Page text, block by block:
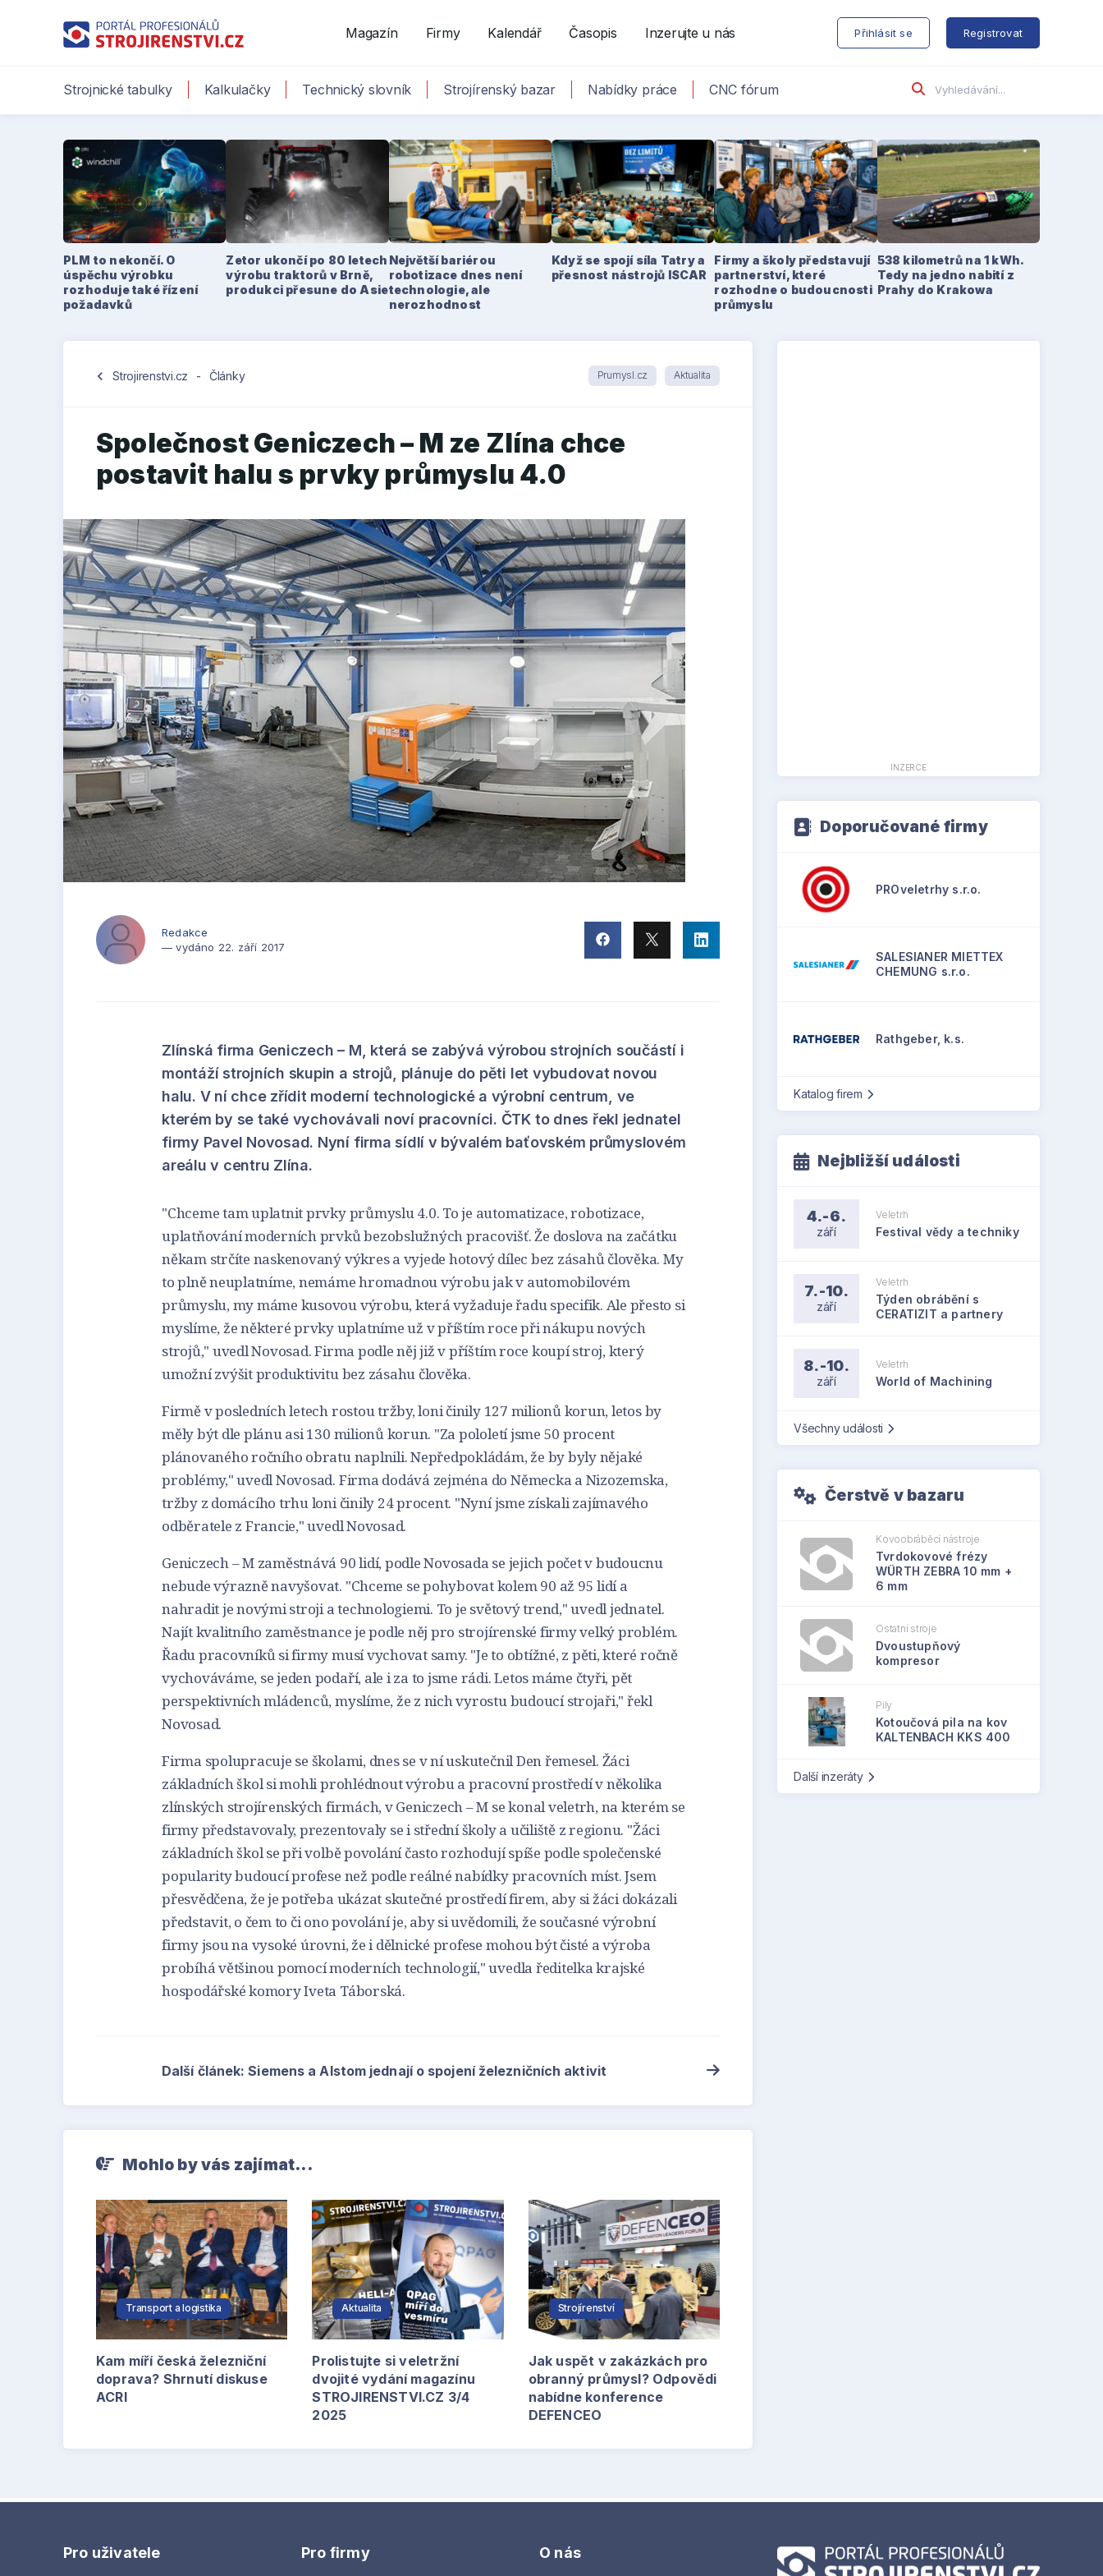
Magazín Firmy Kalendář Časopis Inzerujte u nás Přihlásit se Registrovat
Strojnické tabulky Kalkulačky Technický slovník Strojírenský bazar Nabídky práce CNC fórum
PLM to nekončí. O
úspěchu výrobku
rozhoduje také řízení
požadavků
Zetor ukončí po 80 letech
výrobu traktorů v Brně,
produkci přesune do Asie
Největší bariérou
robotizace dnes není
technologie, ale
nerozhodnost
Když se spojí síla Tatry a
přesnost nástrojů ISCAR
Firmy a školy představují
partnerství, které
rozhodne o budoucnosti
průmyslu
538 kilometrů na 1 kWh.
Tedy na jedno nabití z
Prahy do Krakowa
chevron_left Strojirenstvi.cz - Články Prumysl.cz Aktualita
Společnost Geniczech – M ze Zlína chce
postavit halu s prvky průmyslu 4.0
Redakce
— vydáno 22. září 2017
Zlínská firma Geniczech – M, která se zabývá výrobou strojních součástí i
montáží strojních skupin a strojů, plánuje do pěti let vybudovat novou
halu. V ní chce zřídit moderní technologické a výrobní centrum, ve
kterém by se také vychovávali noví pracovníci. ČTK to dnes řekl jednatel
firmy Pavel Novosad. Nyní firma sídlí v bývalém baťovském průmyslovém
areálu v centru Zlína.
"Chceme tam uplatnit prvky průmyslu 4.0. To je automatizace, robotizace,
uplatňování moderních prvků bezobslužných pracovišť. Že doslova na začátku
někam strčíte naskenovaný výkres a vyjede hotový dílec bez zásahů člověka. My
to plně neuplatníme, nemáme hromadnou výrobu jak v automobilovém
průmyslu, my máme kusovou výrobu, která vyžaduje řadu specifik. Ale přesto si
myslíme, že některé prvky uplatníme už v příštím roce při nákupu nových
strojů," uvedl Novosad. Firma podle něj již v příštím roce koupí stroj, který
umožní zvýšit produktivitu bez zásahu člověka.
Firmě v posledních letech rostou tržby, loni činily 127 milionů korun, letos by
měly být dle plánu asi 130 milionů korun. "Za pololetí jsme 50 procent
plánovaného ročního obratu naplnili. Nepředpokládám, že by byly nějaké
problémy," uvedl Novosad. Firma dodává zejména do Německa a Nizozemska,
tržby z domácího trhu loni činily 24 procent. "Nyní jsme získali zajímavého
odběratele z Francie," uvedl Novosad.
Geniczech – M zaměstnává 90 lidí, podle Novosada se jejich počet v budoucnu
nebude výrazně navyšovat. "Chceme se pohybovat kolem 90 až 95 lidí a
nahradit je novými stroji a technologiemi. To je světový trend," uvedl jednatel.
Najít kvalitního zaměstnance je podle něj pro strojírenské firmy velký problém.
Řadu pracovníků si firmy musí vychovat samy. "Je to obtížné, z pěti, které ročně
vychováváme, se jeden podaří, ale i za to jsme rádi. Letos máme čtyři, pět
perspektivních mládenců, myslíme, že z nich vyrostu budoucí strojaři," řekl
Novosad.
Firma spolupracuje se školami, dnes se v ní uskutečnil Den řemesel. Žáci
základních škol si mohli prohlédnout výrobu a pracovní prostředí v několika
zlínských strojírenských firmách, v Geniczech – M se konal veletrh, na kterém se
firmy představovaly, prezentovaly se i střední školy a učiliště z regionu. "Žáci
základních škol se při volbě povolání často rozhodují spíše podle společenské
popularity budoucí profese než podle reálné nabídky pracovních míst. Jsem
přesvědčena, že je potřeba ukázat skutečné prostředí firem, aby si žáci dokázali
představit, o čem to či ono povolání je, aby si uvědomili, že současné výrobní
firmy jsou na vysoké úrovni, že i dělnické profese mohou být čisté a výroba
probíhá většinou pomocí moderních technologií," uvedla ředitelka krajské
hospodářské komory Iveta Táborská.
Další článek: Siemens a Alstom jednají o spojení železničních aktivit
Mohlo by vás zajímat...
Transport a logistika
Kam míří česká železniční
doprava? Shrnutí diskuse
ACRI
Aktualita
Prolistujte si veletržní
dvojité vydání magazínu
STROJIRENSTVI.CZ 3/4
2025
Strojírenství
Jak uspět v zakázkách pro
obranný průmysl? Odpovědi
nabídne konference
DEFENCEO
INZERCE
Doporučované firmy
PROveletrhy s.r.o.
SALESIANER MIETTEX
CHEMUNG s.r.o.
Rathgeber, k.s.
Katalog firem
Nejbližší události
4.-6.
září
Veletrh
Festival vědy a techniky
7.-10.
září
Veletrh
Týden obrábění s
CERATIZIT a partnery
8.-10.
září
Veletrh
World of Machining
Všechny události
Čerstvě v bazaru
Kovoobráběcí nástroje
Tvrdokovové frézy
WÜRTH ZEBRA 10 mm +
6 mm
Ostatní stroje
Dvoustupňový
kompresor
Pily
Kotoučová pila na kov
KALTENBACH KKS 400
Další inzeráty
Pro uživatele Pro firmy O nás